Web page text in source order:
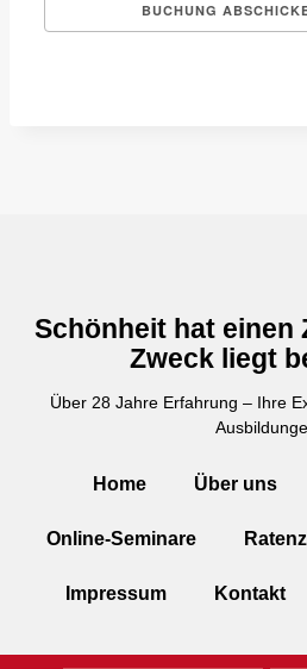
Schönheit hat einen
Zweck liegt
Über 28 Jahre Erfahrung – Ihre
Home Über uns
Online-Seminare
Impressum Kontakt